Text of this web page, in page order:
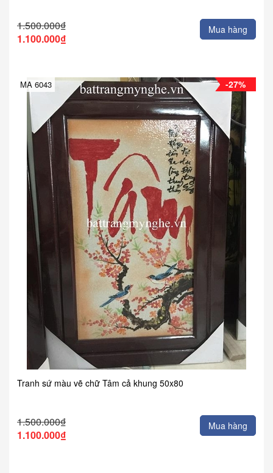
1.500.000₫
1.100.000₫
Mua hàng
-27%
MA 6043
Tranh sứ màu vẽ chữ Tâm cả khung 50x80
1.500.000₫
1.100.000₫
Mua hàng